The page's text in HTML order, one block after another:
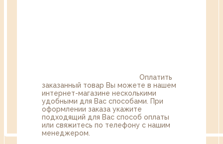
Оплатить
заказанный товар Вы можете в нашем
интернет-магазине несколькими
удобными для Вас способами. При
оформлении заказа укажите
подходящий для Вас способ оплаты
или свяжитесь по телефону с нашим
менеджером.